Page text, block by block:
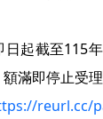
日起截至115年
滿即停止受理
reurl.cc/